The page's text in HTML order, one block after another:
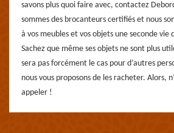
savons plus quoi faire avec, contactez
sommes des brocanteurs certifiés et nous
à vos meubles et vos objets une seconde
Sachez que même ses objets ne sont plus
sera pas forcément le cas pour d’autres
nous vous proposons de les racheter. Alors,
appeler !